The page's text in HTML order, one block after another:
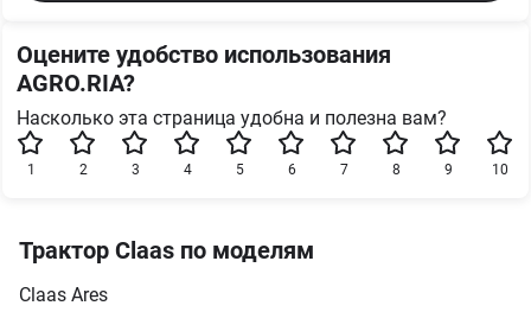
Оцените удобство использования
AGRO.RIA?
Насколько эта страница удобна и полезна вам?
10
9
8
7
6
5
4
3
2
1
Трактор Claas по моделям
Claas Ares